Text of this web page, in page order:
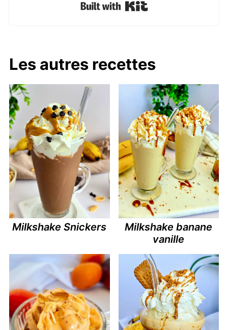
Built with Kit
Les autres recettes
Milkshake Snickers
Milkshake banane
vanille